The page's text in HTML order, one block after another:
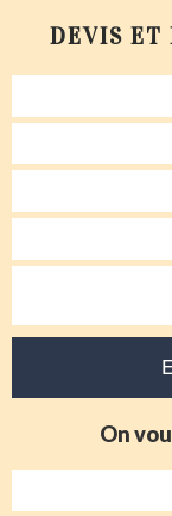
DEVIS ET
On